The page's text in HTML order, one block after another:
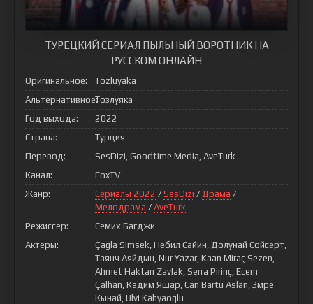
ТУРЕЦКИЙ СЕРИАЛ ПЫЛЬНЫЙ ВОРОТНИК НА
РУССКОМ ОНЛАЙН
Оригинальное:
Tozluyaka
Альтернативное:Тозлуяка
Год выхода:
2022
Страна:
Турция
Перевод:
SesDizi, Goodtime Media, AveTurk
Канал:
FoxTV
Жанр:
Сериалы 2022 / SesDizi / Драма /
Мелодрама / AveTurk
Режиссер:
Семих Багджи
Актеры:
Çagla Simsek, Небил Сайин, Долунай Сойсерт,
Таянч Аяйдын, Nur Yazar, Kaan Miraç Sezen,
Ahmet Haktan Zavlak, Serra Pirinç, Ecem
Çalhan, Кадим Яшар, Can Bartu Aslan, Эмре
Кынай, Ulvi Kahyaoglu